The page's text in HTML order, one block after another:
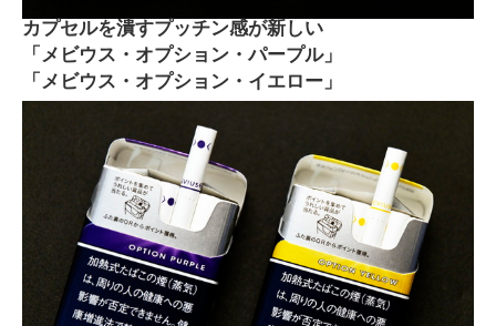
カプセルを潰すプッチン感が新しい
「メビウス・オプション・パープル」
「メビウス・オプション・イエロー」